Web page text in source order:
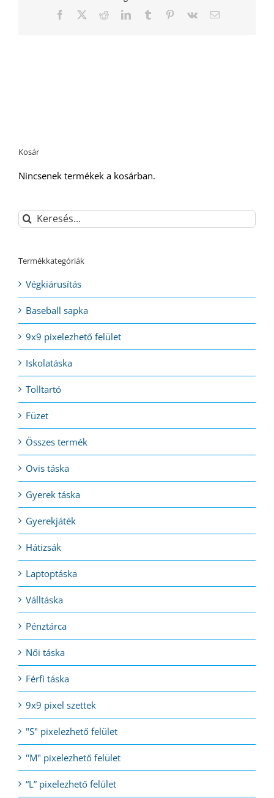
Facebook
TwitterRedditLinkedInTumblr Pinterest
Vk Email:
Kosár
Nincsenek termékek a kosárban.
Keresés...
Termékkategóriák
Végkiárusítás
Baseball sapka
9x9 pixelezhető felület
Iskolatáska
Tolltartó
Füzet
Összes termék
Ovis táska
Gyerek táska
Gyerekjáték
Hátizsák
Laptoptáska
Válltáska
Pénztárca
Női táska
Férfi táska
9x9 pixel szettek
"S" pixelezhető felület
"M" pixelezhető felület
“L” pixelezhető felület